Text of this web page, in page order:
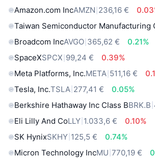
Amazon.com IncAMZN 236,16 €
Taiwan Semiconductor Manufacturing
Broadcom IncAVGO 365,62 €
0.21%
SpaceXSPCX 99,24 €
0.39%
Meta Platforms, Inc.META 511,16 €
Tesla, Inc.TSLA 277,41 €
0.05%
Berkshire Hathaway Inc Class BBRK.B
Eli Lilly And CoLLY 1.033,6 €
0.10%
SK HynixSKHY 125,5 €
0.74%
Micron Technology IncMU 770,19 €